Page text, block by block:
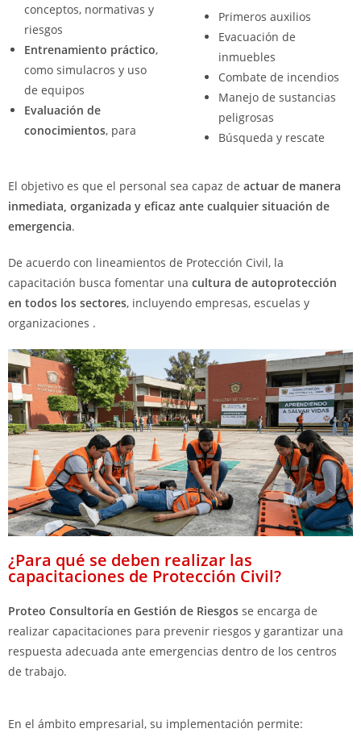
conceptos, normativas y
riesgos
Entrenamiento práctico,
como simulacros y uso
de equipos
Evaluación de
conocimientos, para
Primeros auxilios
Evacuación de
inmuebles
Combate de incendios
Manejo de sustancias
peligrosas
Búsqueda y rescate
El objetivo es que el personal sea capaz de actuar de manera
inmediata, organizada y eficaz ante cualquier situación de
emergencia.
De acuerdo con lineamientos de Protección Civil, la
capacitación busca fomentar una cultura de autoprotección
en todos los sectores, incluyendo empresas, escuelas y
organizaciones .
¿Para qué se deben realizar las
capacitaciones de Protección Civil?
Proteo Consultoría en Gestión de Riesgos se encarga de
realizar capacitaciones para prevenir riesgos y garantizar una
respuesta adecuada ante emergencias dentro de los centros
de trabajo.
En el ámbito empresarial, su implementación permite: